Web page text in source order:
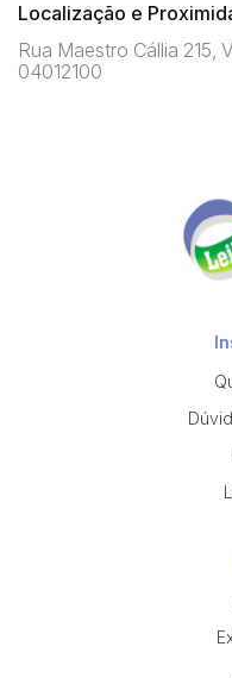
Localização e
Rua Maestro Cállia 215,
04012100